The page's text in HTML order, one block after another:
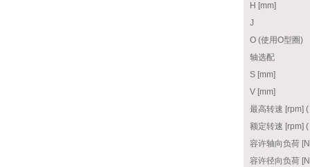
H [mm]
J
O (使用O型圈)
轴选配
S [mm]
V [mm]
最高转速 [rpm]
额定转速 [rpm]
容许轴向负荷
容许径向负荷